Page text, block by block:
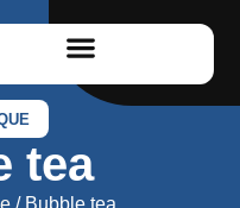
tea
/ Bubble tea